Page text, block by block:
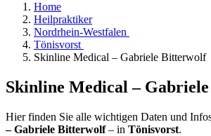
Home
Heilpraktiker
Nordrhein-Westfalen
Tönisvorst
Skinline Medical – Gabriele Bitterwolf
Skinline Medical –
Hier finden Sie alle wichtigen Daten und
– Gabriele Bitterwolf– in Tönisvorst.